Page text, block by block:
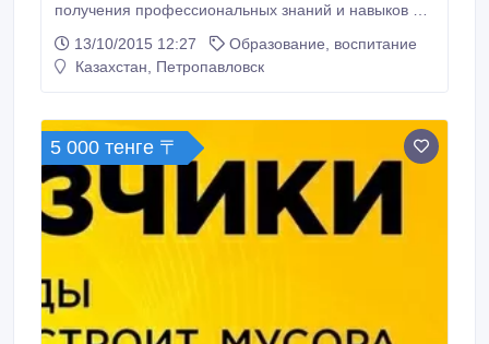
получения профессиональных знаний и навыков в
"имномарки"; - возможна рассрочка (5 000 в начале
обучения, остальные в процессе); - возможность
месяца.
13/10/2015 12:27
Образование, воспитание
Казахстан, Петропавловск
5 000 тенге 〒